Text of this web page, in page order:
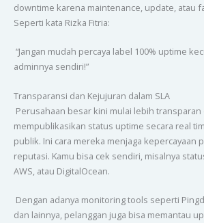
downtime karena maintenance, update, atau
Seperti kata Rizka Fitria:
“Jangan mudah percaya label 100% uptime
adminnya sendiri!”
Transparansi dan Kejujuran dalam SLA
Perusahaan besar kini mulai lebih transparan
mempublikasikan status uptime secara real
publik. Ini cara mereka menjaga kepercayaan
reputasi. Kamu bisa cek sendiri, misalnya
AWS, atau DigitalOcean.
Dengan adanya monitoring tools seperti
dan lainnya, pelanggan juga bisa memantau